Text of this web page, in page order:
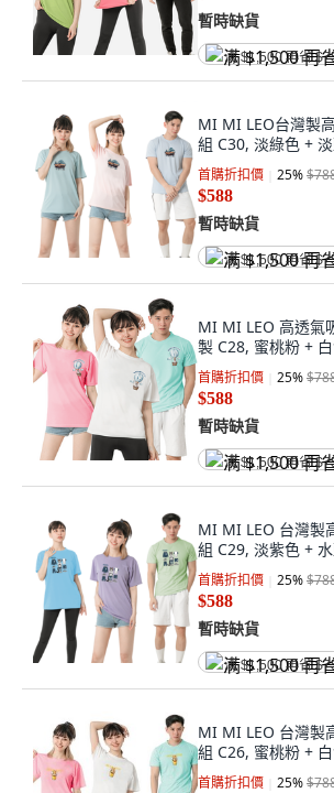
暫時缺貨
满 $1,500 再省
MI MI LEO台灣製
組 C30, 淡綠色 +
首購折扣價 25%
$588
暫時缺貨
满 $1,500 再省
MI MI LEO 高透氣
製 C28, 蜜桃粉 +
首購折扣價 25%
$588
暫時缺貨
满 $1,500 再省
MI MI LEO 台灣製
組 C29, 淡紫色 +
首購折扣價 25%
$588
暫時缺貨
满 $1,500 再省
MI MI LEO 台灣製
組 C26, 蜜桃粉 +
首購折扣價 25%